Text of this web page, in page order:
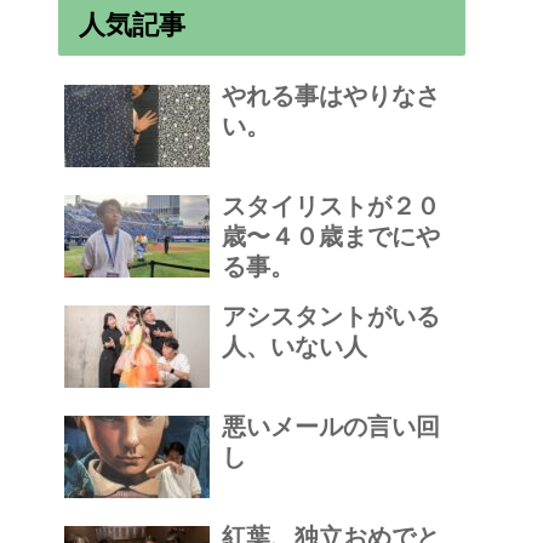
人気記事
やれる事はやりなさ
い。
スタイリストが２０
歳〜４０歳までにや
る事。
アシスタントがいる
人、いない人
悪いメールの言い回
し
紅葉、独立おめでと